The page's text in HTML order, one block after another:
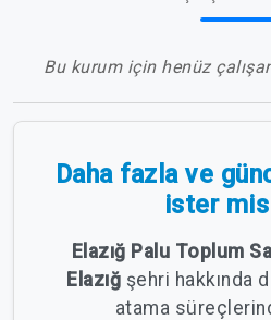
Bu kurum için henüz
Daha fazla ve
ister
Elazığ Palu Toplum
Elazığ şehri hakkında
atama